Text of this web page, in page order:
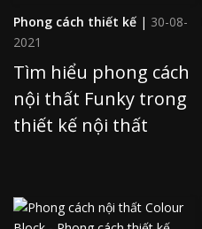
Phong cách thiết kế | 30-08-
2021
Tìm hiểu phong cách
nội thất Funky trong
thiết kế nội thất